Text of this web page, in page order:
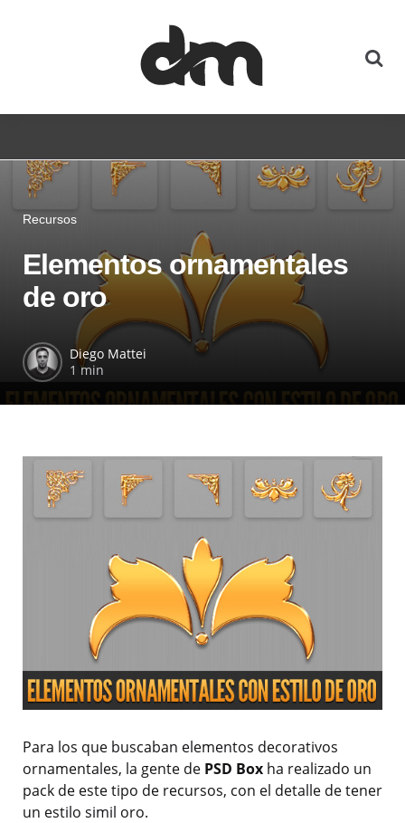
Recursos
Elementos ornamentales
de oro
Diego Mattei
1 min
Para los que buscaban elementos decorativos
ornamentales, la gente de PSD Box ha realizado un
pack de este tipo de recursos, con el detalle de tener
un estilo simil oro.